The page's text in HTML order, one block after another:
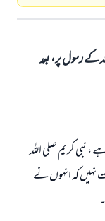
کے رسول پر، بعد
نبی کریم صلی اللہ
نہیں کہ انہوں نے